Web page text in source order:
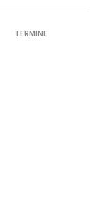
TERMINE